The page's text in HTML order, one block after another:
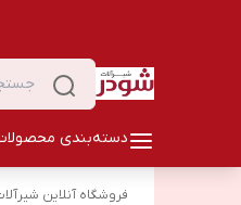
دسته‌بندی
فروشگاه آنلاین